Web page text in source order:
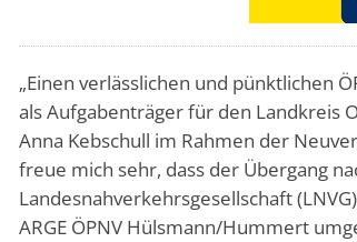
„Einen verlässlichen und pünktlichen
als Aufgabenträger für den Landkreis
Anna Kebschull im Rahmen der
freue mich sehr, dass der Übergang
Landesnahverkehrsgesellschaft
ARGE ÖPNV Hülsmann/Hummert